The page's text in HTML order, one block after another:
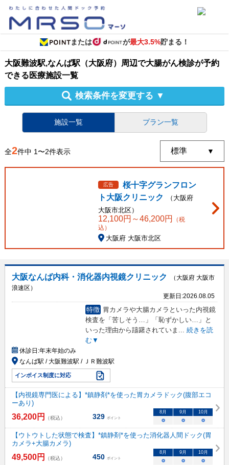
または が最大3.5%貯まる！
大阪難波駅,なんば駅（大阪府）周辺で大腸がん検診が予約
できる医療施設一覧
検索条件を変更する ▼
施設一覧 プラン一覧
全2件中 1〜2件表示
広告
桜十字グランフロン
ト大阪クリニック
（ 大阪府
大阪市北区）
12,100円～46,200円
（税
込）
大阪府 大阪市北区
大阪なんば内科・消化器内視鏡クリニック
（大阪府 大阪市
浪速区）
更新日:2026.08.05
特徴 胃カメラや大腸カメラといった内視鏡
検査を「苦しそう…」「恥ずかしい…」と
いった理由から躊躇されていま ... 続きを読
む▼
休診日:年末年始のみ
なんば駅 / 大阪難波駅 / ＪＲ難波駅
インボイス制度に対応
【内視鏡専門医による】*鎮静剤*を使った胃カメラドック(腹部エコ
ーあり)
36,200円 （税込） 329 ポイント
8月 9月 10月
○ ○ ○
【ウトウトした状態で検査】*鎮静剤*を使った消化器人間ドック(胃
カメラ+大腸カメラ)
49,500円 （税込） 450 ポイント
8月 9月 10月
○ ○ ○